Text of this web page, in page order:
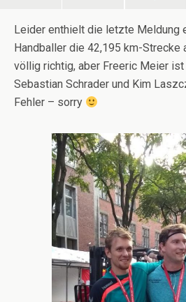
Leider enthielt die letzte Meldung
Handballer die 42,195 km-Strecke
völlig richtig, aber Freeric Meier
Sebastian Schrader und Kim
Fehler – sorry